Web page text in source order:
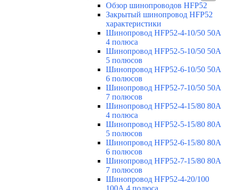
Обзор шинопроводов HFP52
Закрытый шинопровод HFP52
характеристики
Шинопровод HFP52-4-10/50 50A
4 полюса
Шинопровод HFP52-5-10/50 50А
5 полюсов
Шинопровод HFP52-6-10/50 50А
6 полюсов
Шинопровод HFP52-7-10/50 50А
7 полюсов
Шинопровод HFP52-4-15/80 80A
4 полюса
Шинопровод HFP52-5-15/80 80А
5 полюсов
Шинопровод HFP52-6-15/80 80А
6 полюсов
Шинопровод HFP52-7-15/80 80А
7 полюсов
Шинопровод HFP52-4-20/100
100А 4 полюса